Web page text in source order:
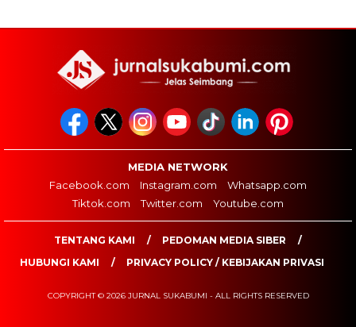
MEDIA NETWORK
Facebook.com
Instagram.com
Whatsapp.com
Tiktok.com
Twitter.com Youtube.com
TENTANG KAMI
PEDOMAN MEDIA SIBER
HUBUNGI KAMI
PRIVACY POLICY / KEBIJAKAN PRIVASI
COPYRIGHT © 2026 JURNAL SUKABUMI - ALL RIGHTS RESERVED